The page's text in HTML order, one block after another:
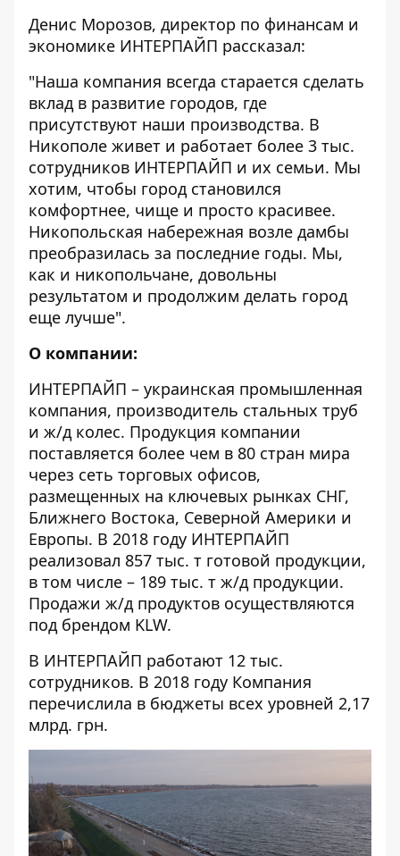
Денис Морозов, директор по финансам и
экономике ИНТЕРПАЙП рассказал:
"Наша компания всегда старается сделать
вклад в развитие городов, где
присутствуют наши производства. В
Никополе живет и работает более 3 тыс.
сотрудников ИНТЕРПАЙП и их семьи. Мы
хотим, чтобы город становился
комфортнее, чище и просто красивее.
Никопольская набережная возле дамбы
преобразилась за последние годы. Мы,
как и никопольчане, довольны
результатом и продолжим делать город
еще лучше".
О компании:
ИНТЕРПАЙП – украинская промышленная
компания, производитель стальных труб
и ж/д колес. Продукция компании
поставляется более чем в 80 стран мира
через сеть торговых офисов,
размещенных на ключевых рынках СНГ,
Ближнего Востока, Северной Америки и
Европы. В 2018 году ИНТЕРПАЙП
реализовал 857 тыс. т готовой продукции,
в том числе – 189 тыс. т ж/д продукции.
Продажи ж/д продуктов осуществляются
под брендом KLW.
В ИНТЕРПАЙП работают 12 тыс.
сотрудников. В 2018 году Компания
перечислила в бюджеты всех уровней 2,17
млрд. грн.